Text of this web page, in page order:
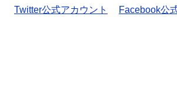
Twitter公式アカウント
Facebook公